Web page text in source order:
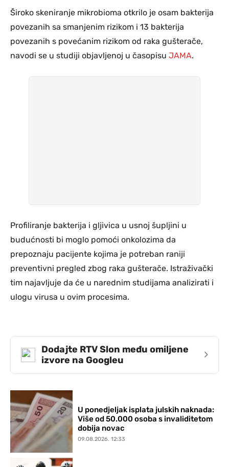
Široko skeniranje mikrobioma otkrilo je osam bakterija
povezanih sa smanjenim rizikom i 13 bakterija
povezanih s povećanim rizikom od raka gušterače,
navodi se u studiji objavljenoj u časopisu JAMA.
Profiliranje bakterija i gljivica u usnoj šupljini u
budućnosti bi moglo pomoći onkolozima da
prepoznaju pacijente kojima je potreban raniji
preventivni pregled zbog raka gušterače. Istraživački
tim najavljuje da će u narednim studijama analizirati i
ulogu virusa u ovim procesima.
Dodajte RTV Slon među omiljene
izvore na Googleu
›
U ponedjeljak isplata julskih naknada:
Više od 50.000 osoba s invaliditetom
dobija novac
09.08.2026. 12:33